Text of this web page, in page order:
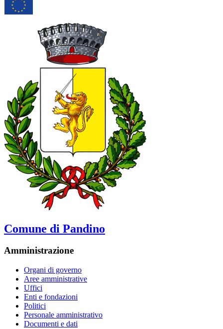
Comune di Pandino
Amministrazione
Organi di governo
Aree amministrative
Uffici
Enti e fondazioni
Politici
Personale amministrativo
Documenti e dati